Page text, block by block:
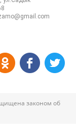
законом об